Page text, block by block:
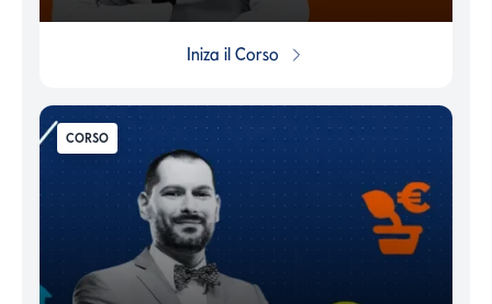
Iniza il Corso
CORSO